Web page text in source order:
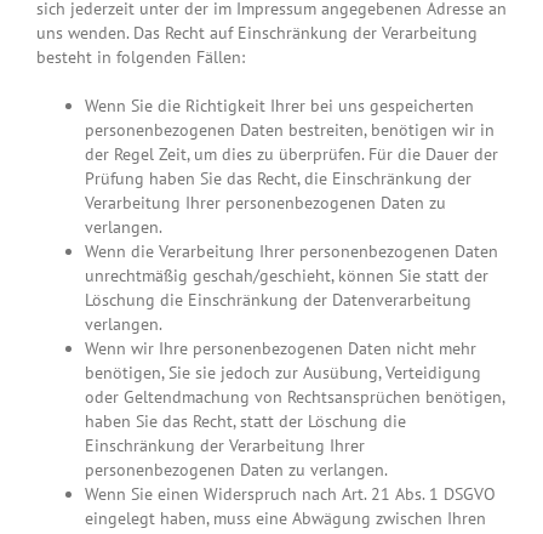
sich jederzeit unter der im Impressum angegebenen Adresse an
uns wenden. Das Recht auf Einschränkung der Verarbeitung
besteht in folgenden Fällen:
Wenn Sie die Richtigkeit Ihrer bei uns gespeicherten
personenbezogenen Daten bestreiten, benötigen wir in
der Regel Zeit, um dies zu überprüfen. Für die Dauer der
Prüfung haben Sie das Recht, die Einschränkung der
Verarbeitung Ihrer personenbezogenen Daten zu
verlangen.
Wenn die Verarbeitung Ihrer personenbezogenen Daten
unrechtmäßig geschah/geschieht, können Sie statt der
Löschung die Einschränkung der Datenverarbeitung
verlangen.
Wenn wir Ihre personenbezogenen Daten nicht mehr
benötigen, Sie sie jedoch zur Ausübung, Verteidigung
oder Geltendmachung von Rechtsansprüchen benötigen,
haben Sie das Recht, statt der Löschung die
Einschränkung der Verarbeitung Ihrer
personenbezogenen Daten zu verlangen.
Wenn Sie einen Widerspruch nach Art. 21 Abs. 1 DSGVO
eingelegt haben, muss eine Abwägung zwischen Ihren